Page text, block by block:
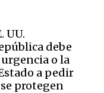
UU.
debe
o la
a pedir
protegen